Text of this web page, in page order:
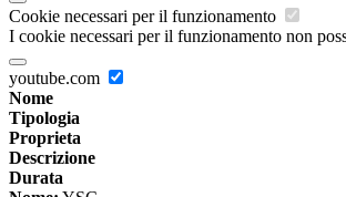
Cookie necessari per il funzionamento
I cookie necessari per il funzionamento non
youtube.com
Nome
Tipologia
Proprieta
Descrizione
Durata